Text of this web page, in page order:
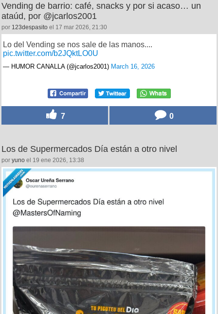
Vending de barrio: café, snacks y por si acaso… un
ataúd, por @jcarlos2001
por 123despasito el 17 mar 2026, 21:30
Lo del Vending se nos sale de las manos....
pic.twitter.com/b2JQktLO0U
— HUMOR CANALLA (@jcarlos2001) March 16, 2026
7 0
Los de Supermercados Día están a otro nivel
por yuno el 19 ene 2026, 13:38